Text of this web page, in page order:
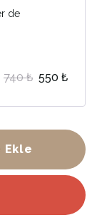
de
740 ₺ 550 ₺
Ekle